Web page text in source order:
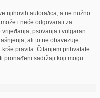
njihovih autora/ica, a ne nužno
i neće odgovarati za
psovanja i vulgaran
ali to ne obavezuje
pravila. Čitanjem prihvatate
pronađeni sadržaji koji mogu